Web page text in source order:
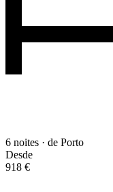
6 noites · de Porto
Desde
918 €